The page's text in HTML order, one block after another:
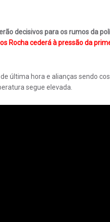
decisivos para os rumos da
Rocha cederá à pressão da
última hora e alianças sendo
segue elevada.